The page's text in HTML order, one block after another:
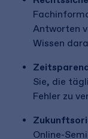
Antworten
Wissen
Sie, die
Fehler zu
Online-